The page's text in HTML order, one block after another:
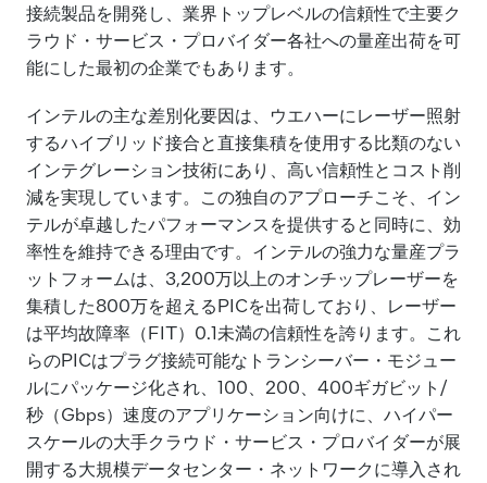
接続製品を開発し、業界トップレベルの信頼性で主要ク
ラウド・サービス・プロバイダー各社への量産出荷を可
能にした最初の企業でもあります。
インテルの主な差別化要因は、ウエハーにレーザー照射
するハイブリッド接合と直接集積を使用する比類のない
インテグレーション技術にあり、高い信頼性とコスト削
減を実現しています。この独自のアプローチこそ、イン
テルが卓越したパフォーマンスを提供すると同時に、効
率性を維持できる理由です。インテルの強力な量産プラ
ットフォームは、3,200万以上のオンチップレーザーを
集積した800万を超えるPICを出荷しており、レーザー
は平均故障率（FIT）0.1未満の信頼性を誇ります。これ
らのPICはプラグ接続可能なトランシーバー・モジュー
ルにパッケージ化され、100、200、400ギガビット/
秒（Gbps）速度のアプリケーション向けに、ハイパー
スケールの大手クラウド・サービス・プロバイダーが展
開する大規模データセンター・ネットワークに導入され